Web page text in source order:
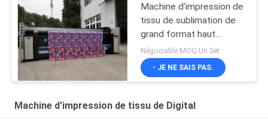
Machine d'impression de
tissu de sublimation de
grand format haut
Precison pour le
drapeau/affiche
Négociable MOQ:Un Set
- JE NE SAIS PAS.
Machine d'impression de tissu de Digital